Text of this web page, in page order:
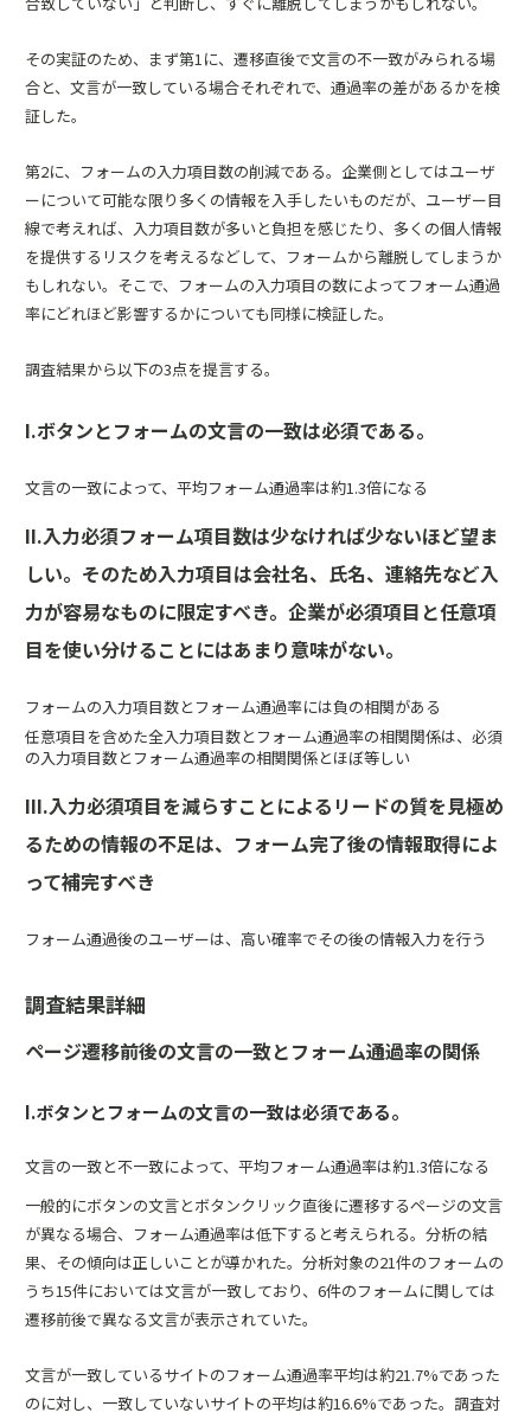
その実証のため、まず第1に、遷移直後で文言の不一致がみられる場
合と、文言が一致している場合それぞれで、通過率の差があるかを検
証した。
第2に、フォームの入力項目数の削減である。企業側としてはユーザ
ーについて可能な限り多くの情報を入手したいものだが、ユーザー目
線で考えれば、入力項目数が多いと負担を感じたり、多くの個人情報
を提供するリスクを考えるなどして、フォームから離脱してしまうか
もしれない。そこで、フォームの入力項目の数によってフォーム通過
率にどれほど影響するかについても同様に検証した。
調査結果から以下の3点を提言する。
I.ボタンとフォームの文言の一致は必須である。
文言の一致によって、平均フォーム通過率は約1.3倍になる
II.入力必須フォーム項目数は少なければ少ないほど望ま
しい。そのため入力項目は会社名、氏名、連絡先など入
力が容易なものに限定すべき。企業が必須項目と任意項
目を使い分けることにはあまり意味がない。
フォームの入力項目数とフォーム通過率には負の相関がある
任意項目を含めた全入力項目数とフォーム通過率の相関関係は、必須
の入力項目数とフォーム通過率の相関関係とほぼ等しい
III.入力必須項目を減らすことによるリードの質を見極め
るための情報の不足は、フォーム完了後の情報取得によ
って補完すべき
フォーム通過後のユーザーは、高い確率でその後の情報入力を行う
調査結果詳細
ページ遷移前後の文言の一致とフォーム通過率の関係
I.ボタンとフォームの文言の一致は必須である。
文言の一致と不一致によって、平均フォーム通過率は約1.3倍になる
一般的にボタンの文言とボタンクリック直後に遷移するページの文言
が異なる場合、フォーム通過率は低下すると考えられる。分析の結
果、その傾向は正しいことが導かれた。分析対象の21件のフォームの
うち15件においては文言が一致しており、6件のフォームに関しては
遷移前後で異なる文言が表示されていた。
文言が一致しているサイトのフォーム通過率平均は約21.7%であった
のに対し、一致していないサイトの平均は約16.6%であった。調査対